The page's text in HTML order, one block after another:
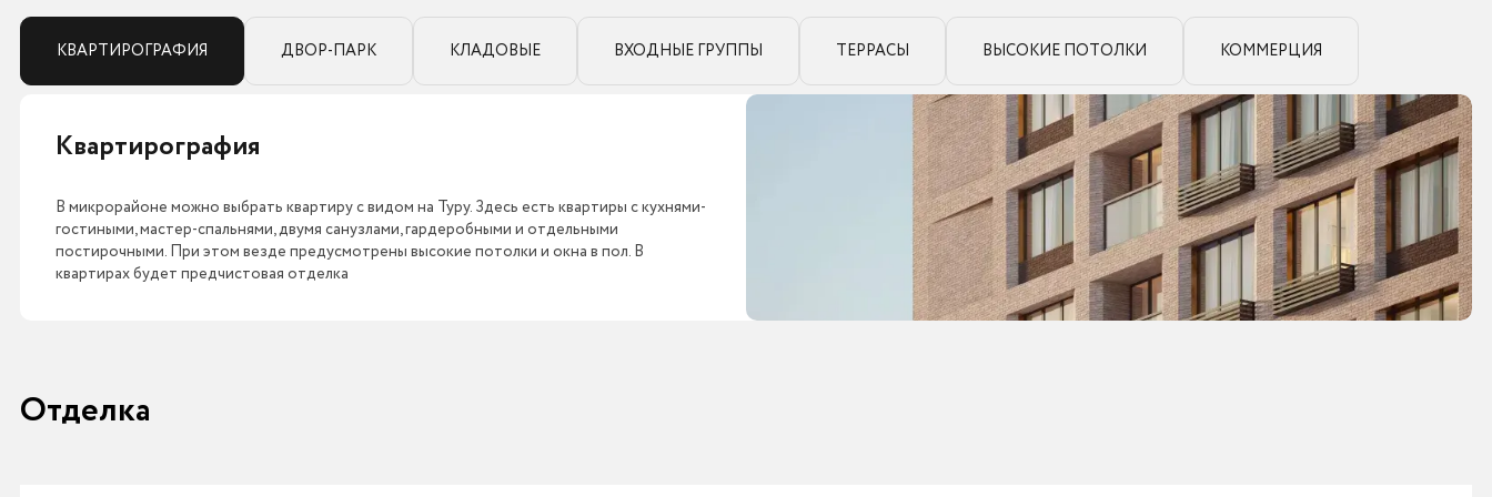
КВАРТИРОГРАФИЯ ДВОР-ПАРК КЛАДОВЫЕ ВХОДНЫЕ ГРУППЫ ТЕРРАСЫ ВЫСОКИЕ ПОТОЛКИ КОММЕРЦИЯ
Квартирография
В микрорайоне можно выбрать квартиру с видом на Туру. Здесь есть квартиры с кухнями-
гостиными, мастер-спальнями, двумя санузлами, гардеробными и отдельными
постирочными. При этом везде предусмотрены высокие потолки и окна в пол. В
квартирах будет предчистовая отделка
Отделка